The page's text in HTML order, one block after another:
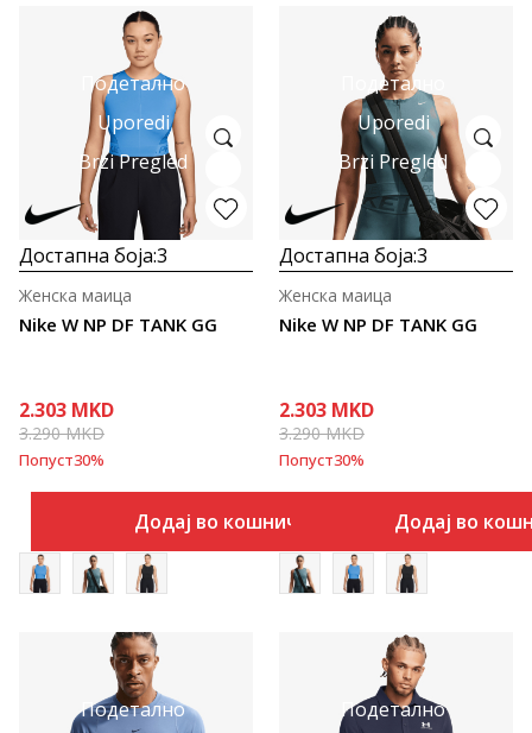
Подетално
Uporedi
Brzi Pregled
Достапна боја:3
Nike W NP DF TANK GG
Женска маица
2.303 MKD
3.290MKD
Попуст30%
Додај во кошничка
Подетално
Uporedi
Brzi Pregled
Достапна боја:3
Nike W NP DF TANK GG
Женска маица
2.303 MKD
3.290MKD
Попуст30%
Додај во
Подетално
Подетално